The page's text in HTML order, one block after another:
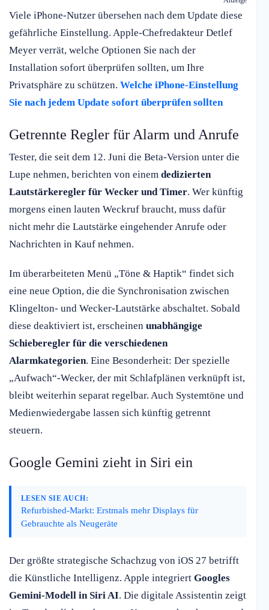
Viele iPhone-Nutzer übersehen nach dem Update diese
gefährliche Einstellung. Apple-Chefredakteur Detlef
Meyer verrät, welche Optionen Sie nach der
Installation sofort überprüfen sollten, um Ihre
Privatsphäre zu schützen. Welche iPhone-Einstellung
Sie nach jedem Update sofort überprüfen sollten
Getrennte Regler für Alarm und Anrufe
Tester, die seit dem 12. Juni die Beta-Version unter die
Lupe nehmen, berichten von einem dedizierten
Lautstärkeregler für Wecker und Timer. Wer künftig
morgens einen lauten Weckruf braucht, muss dafür
nicht mehr die Lautstärke eingehender Anrufe oder
Nachrichten in Kauf nehmen.
Im überarbeiteten Menü „Töne & Haptik“ findet sich
eine neue Option, die die Synchronisation zwischen
Klingelton- und Wecker-Lautstärke abschaltet. Sobald
diese deaktiviert ist, erscheinen unabhängige
Schieberegler für die verschiedenen
Alarmkategorien. Eine Besonderheit: Der spezielle
„Aufwach“-Wecker, der mit Schlafplänen verknüpft ist,
bleibt weiterhin separat regelbar. Auch Systemtöne und
Medienwiedergabe lassen sich künftig getrennt
steuern.
Google Gemini zieht in Siri ein
LESEN SIE AUCH:
Refurbished-Markt: Erstmals mehr Displays für
Gebrauchte als Neugeräte
Der größte strategische Schachzug von iOS 27 betrifft
die Künstliche Intelligenz. Apple integriert Googles
Gemini-Modell in Siri AI. Die digitale Assistentin zeigt